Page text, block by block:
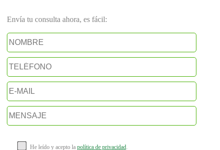
Envía tu consulta ahora, es fácil:
He leído y acepto la política de privacidad.